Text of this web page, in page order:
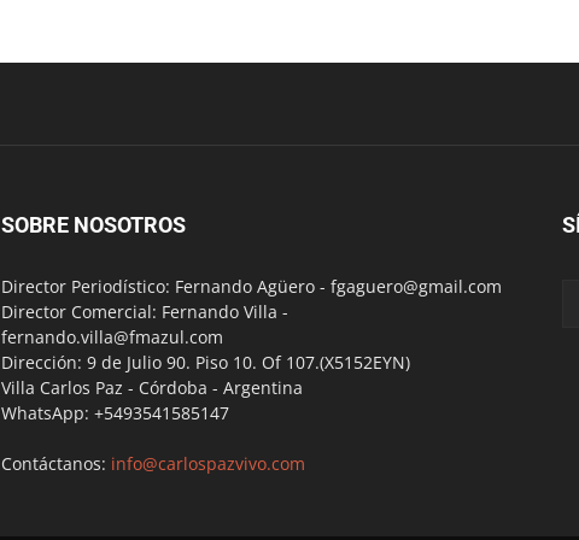
SOBRE NOSOTROS
Director Periodístico: Fernando Agüero - fgaguero@gmail.com
Director Comercial: Fernando Villa -
fernando.villa@fmazul.com
Dirección: 9 de Julio 90. Piso 10. Of 107.(X5152EYN)
Villa Carlos Paz - Córdoba - Argentina
WhatsApp: +5493541585147
Contáctanos: info@carlospazvivo.com